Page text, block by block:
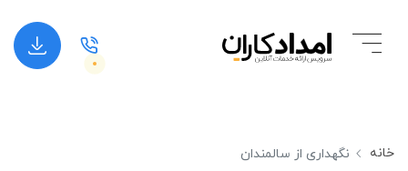
خانه نگهداری از سالمندان